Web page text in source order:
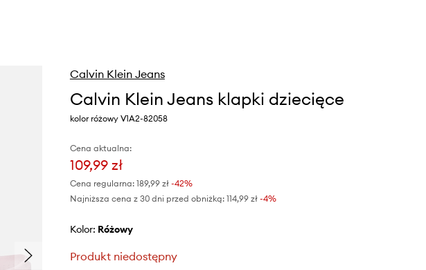
Calvin Klein Jeans
Calvin Klein Jeans klapki dziecięce
kolor różowy V1A2-82058
Cena aktualna:
109,99 zł
Cena regularna: 189,99 zł-42%
Najniższa cena z 30 dni przed obniżką: 114,99 zł -4%
Kolor: różowy
Produkt niedostępny